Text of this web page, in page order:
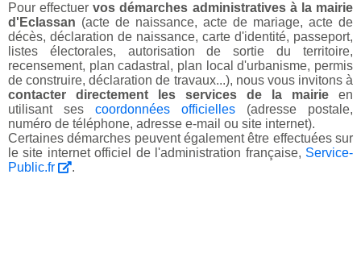
Pour effectuervos démarches administratives à la mairie
d'Eclassan (acte de naissance, acte de mariage, acte de
décès, déclaration de naissance, carte d'identité, passeport,
listes électorales, autorisation de sortie du territoire,
recensement, plan cadastral, plan local d'urbanisme, permis
de construire, déclaration de travaux...), nous vous invitons à
contacter directement les services de la mairie en
utilisant ses coordonnées officielles (adresse postale,
numéro de téléphone, adresse e-mail ou site internet).
Certaines démarches peuvent également être effectuées sur
le site internet officiel de l'administration française, Service-
Public.fr
.